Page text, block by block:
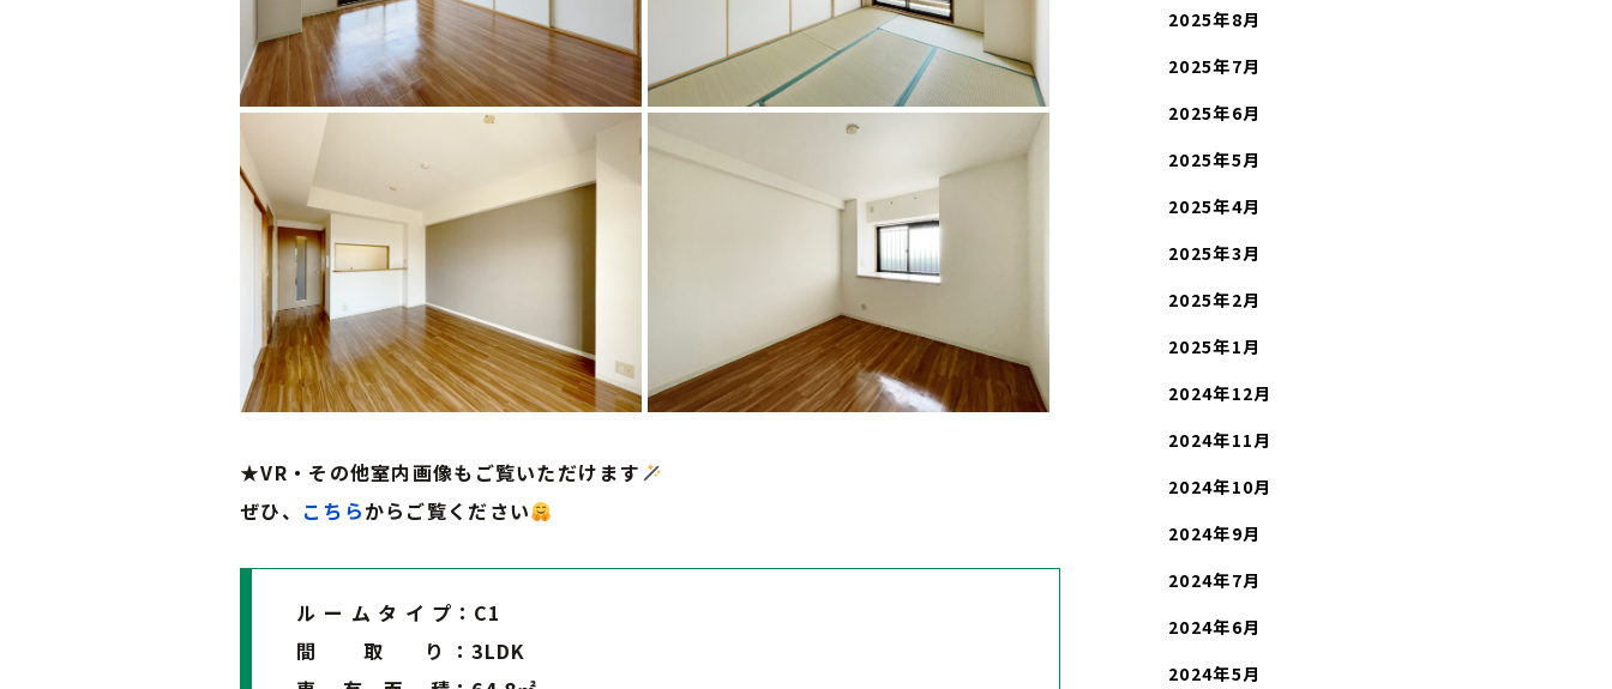
★VR・その他室内画像もご覧いただけます
ぜひ、 こちらからご覧ください
ル ー ム タ イ プ：C1
間 取 り ：3LDK
2025年8月
2025年7月
2025年6月
2025年5月
2025年4月
2025年3月
2025年2月
2025年1月
2024年12月
2024年11月
2024年10月
2024年9月
2024年7月
2024年6月
2024年5月